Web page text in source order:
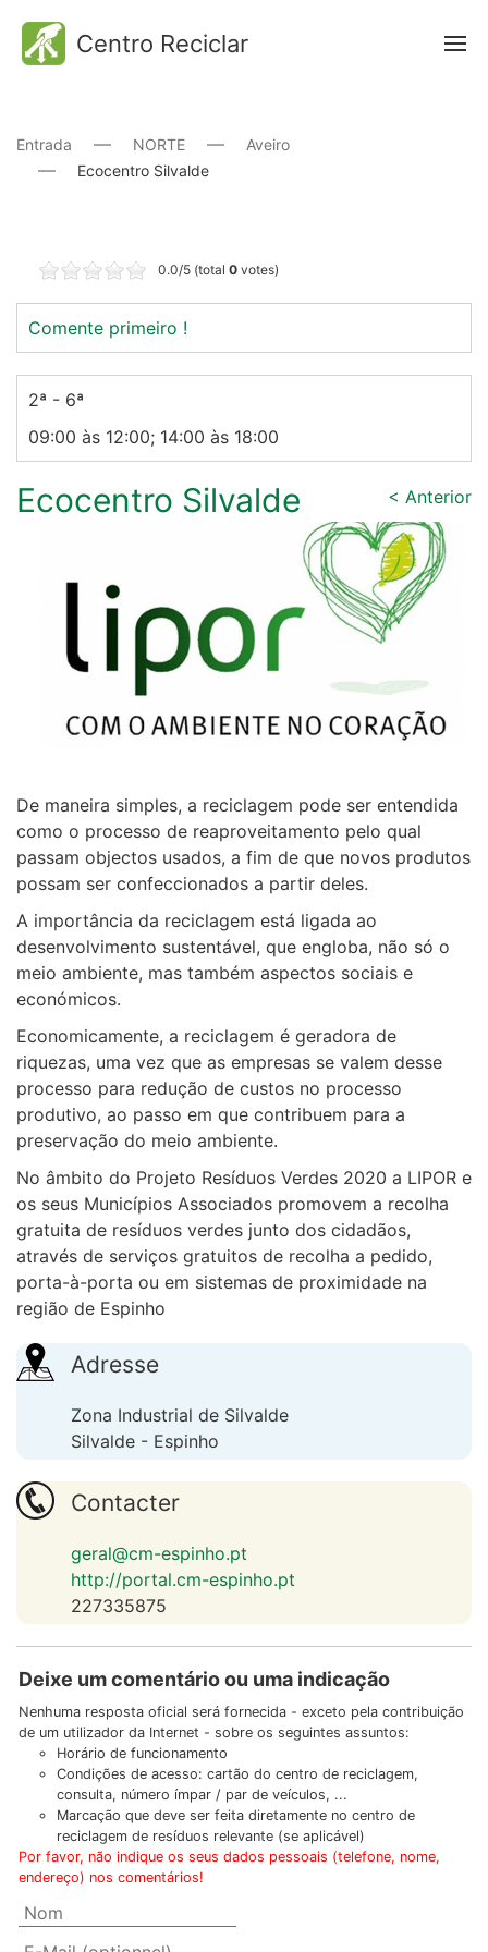
Centro Reciclar
Entrada NORTE
Aveiro
Ecocentro Silvalde
0.0/5 (total 0 votes)
Comente primeiro !
2ª - 6ª
09:00 às 12:00; 14:00 às 18:00
Ecocentro Silvalde < Anterior
De maneira simples, a reciclagem pode ser entendida
como o processo de reaproveitamento pelo qual
passam objectos usados, a fim de que novos produtos
possam ser confeccionados a partir deles.
A importância da reciclagem está ligada ao
desenvolvimento sustentável, que engloba, não só o
meio ambiente, mas também aspectos sociais e
económicos.
Economicamente, a reciclagem é geradora de
riquezas, uma vez que as empresas se valem desse
processo para redução de custos no processo
produtivo, ao passo em que contribuem para a
preservação do meio ambiente.
No âmbito do Projeto Resíduos Verdes 2020 a LIPOR e
os seus Municípios Associados promovem a recolha
gratuita de resíduos verdes junto dos cidadãos,
através de serviços gratuitos de recolha a pedido,
porta-à-porta ou em sistemas de proximidade na
região de Espinho
Adresse
Zona Industrial de Silvalde
Silvalde - Espinho
Contacter
geral@cm-espinho.pt
http://portal.cm-espinho.pt
227335875
Deixe um comentário ou uma indicação
Nenhuma resposta oficial será fornecida - exceto pela contribuição
de um utilizador da Internet - sobre os seguintes assuntos:
Horário de funcionamento
Condições de acesso: cartão do centro de reciclagem,
consulta, número ímpar / par de veículos, ...
Marcação que deve ser feita diretamente no centro de
reciclagem de resíduos relevante (se aplicável)
Por favor, não indique os seus dados pessoais (telefone, nome,
endereço) nos comentários!